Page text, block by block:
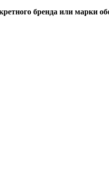
бренда или марки